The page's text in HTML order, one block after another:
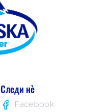
Следи нè
Facebook